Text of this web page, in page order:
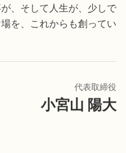
、そして人生が、少しで
を、これからも創ってい
代表取締役
小宮山 陽大